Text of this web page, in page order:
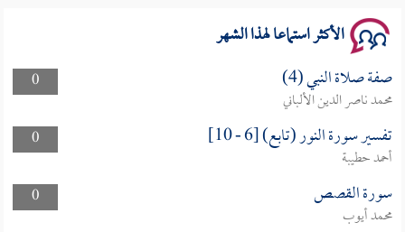
الأكثر استماعا لهذا الشهر
0 صفة صلاة النبي (4)
محمد ناصر الدين الألباني
0
تفسير سورة النور (تابع) [6 - 10]
أحمد حطيبة
0
سورة القصص
محمد أيوب